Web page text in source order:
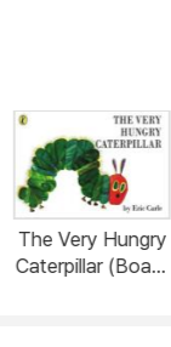
The Very Hungry
Caterpillar (Board